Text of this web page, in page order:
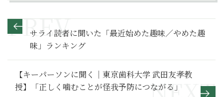
サライ読者に聞いた「最近始めた趣味／やめた趣
味」ランキング
【キーパーソンに聞く｜東京歯科大学 武田友孝教
授】「正しく噛むことが怪我予防につながる」